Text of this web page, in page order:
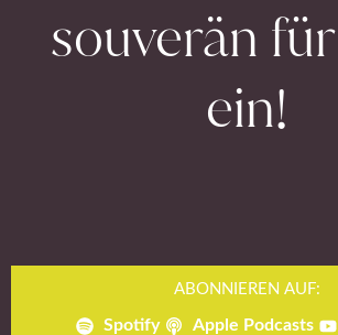
souverän
ein!
ABONNIEREN AUF:
Spotify Apple Podcasts